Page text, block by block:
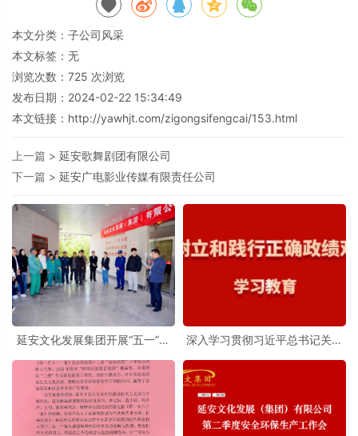
本文分类： 子公司风采
本文标签：无
浏览次数： 725 次浏览
发布日期：2024-02-22 15:34:49
本文链接： http://yawhjt.com/zigongsifengcai/153.html
上一篇 > 延安歌舞剧团有限公司
下一篇 > 延安广电影业传媒有限责任公司
延安文化发展集团开展“五一”节
深入学习贯彻习近平总书记关于
述②以党的初心为本心 以党的